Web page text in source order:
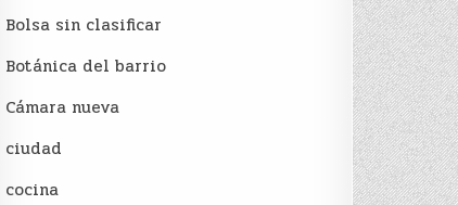
Bolsa sin clasificar
Botánica del barrio
Cámara nueva
ciudad
cocina